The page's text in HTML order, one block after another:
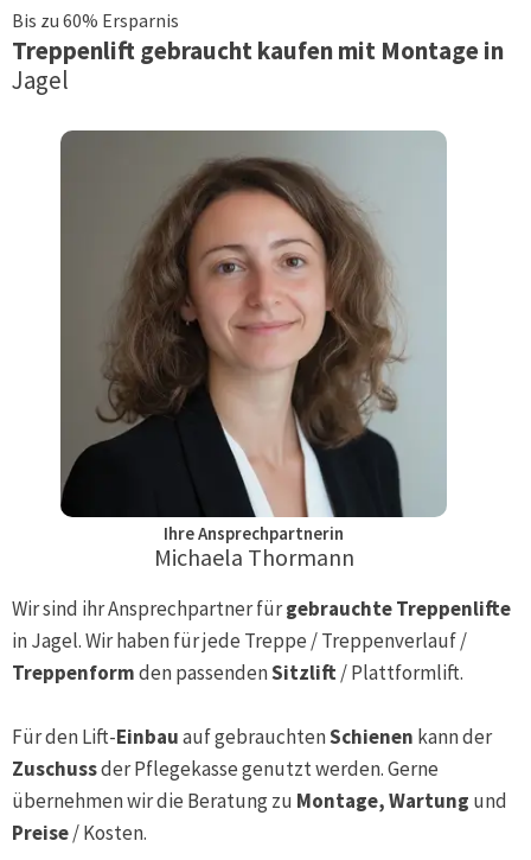
Bis zu 60% Ersparnis
Treppenliftgebraucht kaufen mit Montage in
Jagel
Ihre Ansprechpartnerin
Michaela Thormann
Wir sind ihr Ansprechpartner fürgebrauchte Treppenlifte
inJagel. Wir haben für jede Treppe / Treppenverlauf /
Treppenformden passendenSitzlift/ Plattformlift.
Für den Lift-Einbauauf gebrauchtenSchienen kann der
Zuschussder Pflegekasse genutzt werden. Gerne
übernehmen wir die Beratung zu Montage, Wartung und
Preise/ Kosten.